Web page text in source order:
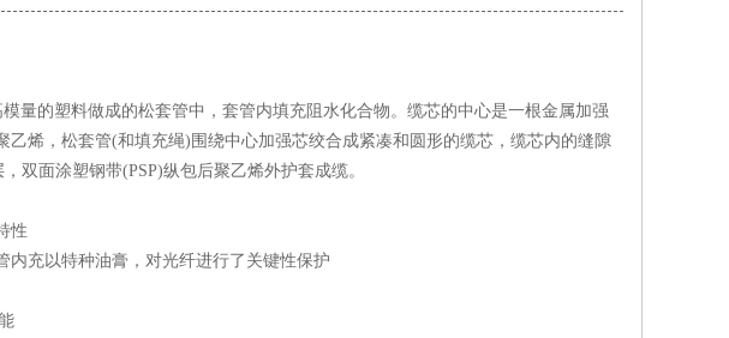
量的塑料做成的松套管中，套管内填充阻水化合物。缆芯的中心是一根金属加强
烯，松套管(和填充绳)围绕中心加强芯绞合成紧凑和圆形的缆芯，缆芯内的缝隙
双面涂塑钢带(PSP)纵包后聚乙烯外护套成缆。
性
充以特种油膏，对光纤进行了关键性保护